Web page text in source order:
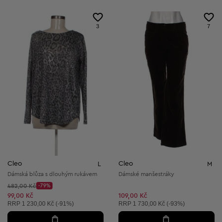
3
Cleo L
Dámská blůza s dlouhým rukávem
Původní cena:
482,00 Kč
Discount Price:
-79%
Snížená cena:
99,00 Kč
Doporučená cena:
RRP 1 230,00 Kč (-91%)
7
Cleo M
Dámské manšestráky
109,00 Kč
Doporučená cena:
RRP 1 730,00 Kč (-93%)